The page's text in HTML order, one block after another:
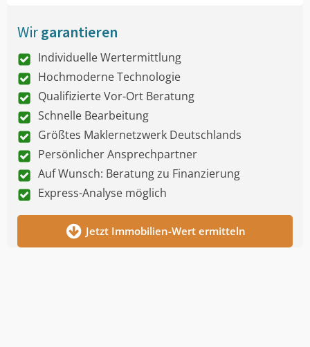
Wirgarantieren
Individuelle Wertermittlung
Hochmoderne Technologie
Qualifizierte Vor-Ort Beratung
Schnelle Bearbeitung
Größtes Maklernetzwerk Deutschlands
Persönlicher Ansprechpartner
Auf Wunsch: Beratung zu Finanzierung
Express-Analyse möglich
Jetzt Immobilien-Wert ermitteln